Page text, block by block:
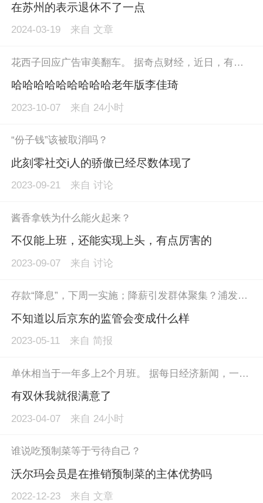
在苏州的表示退休不了一点
2024-03-19 来自 文章
花西子回应广告审美翻车。 据奇点财经，近日，有网友发文称花西子找来体操界传奇运动员乌兹别克斯坦体操老将丘索维金娜（丘妈）拍广告。广告中注明的“温婉妆造”引发热议。不少网友表示花西子方面审美出现了问题，难以接受给丘索维金娜安排的妆容。有网友还发出了丘索维金娜不同广告的对比图，表示花西子的造型不伦不类。 对此，花西子官方客服回应称，花西子是中国妆的代表，不能适合所有人的爱好，反馈的建议会反映给相关部门。检索发现该广告已被花西子方面隐藏处理。
哈哈哈哈哈哈哈哈哈老年版李佳琦
2023-10-07 来自 24小时
“份子钱”该被取消吗？
此刻零社交i人的骄傲已经尽数体现了
2023-09-21 来自 讨论
酱香拿铁为什么能火起来？
不仅能上班，还能实现上头，有点厉害的
2023-09-07 来自 讨论
存款“降息”，下周一实施；降薪引发群体聚集？浦发银行回应；徐雷退任，京东迎首位女CEO；巴厘岛命案当地警方形成初步报告
不知道以后京东的监管会变成什么样
2023-05-11 来自 简报
单休相当于一年多上2个月班。 据每日经济新闻，一个是上5天休2天，一个是上12天休两天。一年下来差不多会多上两个月的班。有网友说单休和双休的区别是：单休是上12天休2天，双休是上五天休2天。
有双休我就很满意了
2023-04-07 来自 24小时
谁说吃预制菜等于亏待自己？
沃尔玛会员是在推销预制菜的主体优势吗
2022-12-23 来自 文章